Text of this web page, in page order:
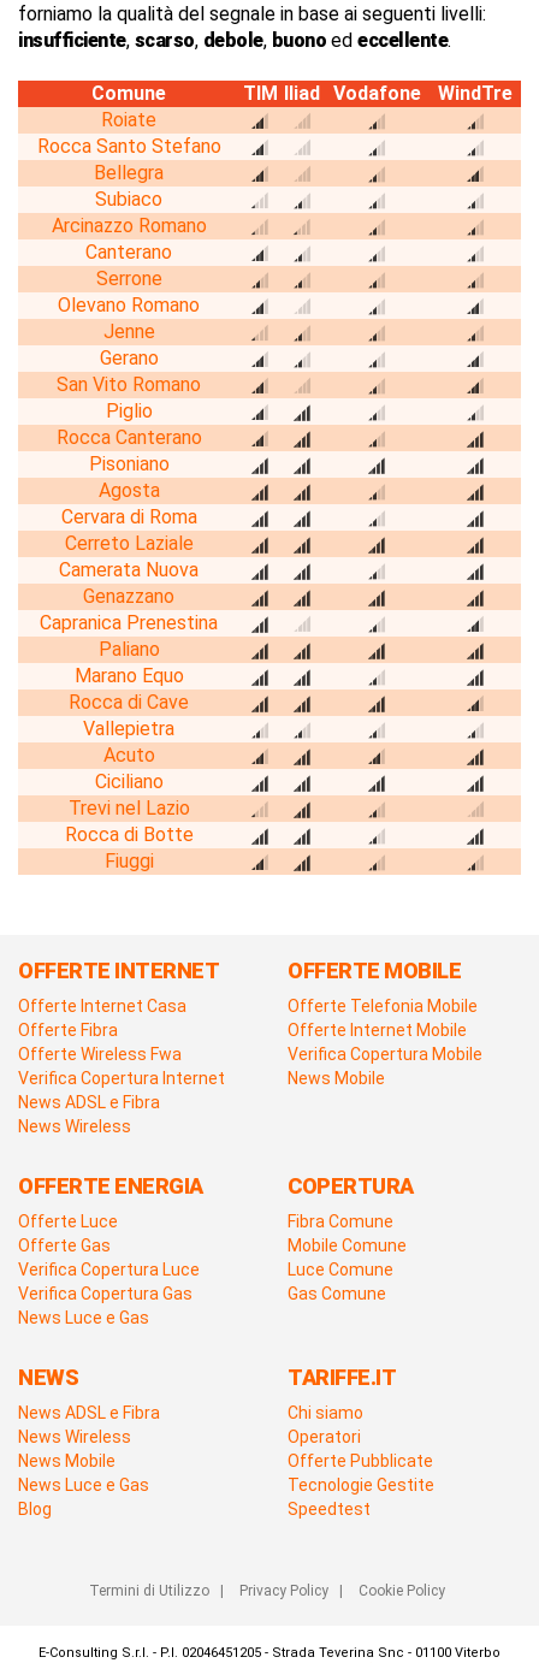
forniamo la qualità del segnale in base ai seguenti livelli:
insufficiente, scarso, debole, buono ed eccellente.
Comune TIM Iliad Vodafone
WindTre
Roiate
Rocca Santo Stefano
Bellegra
Subiaco
Arcinazzo Romano
Canterano
Serrone
Olevano Romano
Jenne
Gerano
San Vito Romano
Piglio
Rocca Canterano
Pisoniano
Agosta
Cervara di Roma
Cerreto Laziale
Camerata Nuova
Genazzano
Capranica Prenestina
Paliano
Marano Equo
Rocca di Cave
Vallepietra
Acuto
Ciciliano
Trevi nel Lazio
Rocca di Botte
Fiuggi
OFFERTE INTERNET
Offerte Internet Casa
Offerte Fibra
Offerte Wireless Fwa
Verifica Copertura Internet
News ADSL e Fibra
News Wireless
OFFERTE MOBILE
Offerte Telefonia Mobile
Offerte Internet Mobile
Verifica Copertura Mobile
News Mobile
OFFERTE ENERGIA
Offerte Luce
Offerte Gas
Verifica Copertura Luce
Verifica Copertura Gas
News Luce e Gas
COPERTURA
Fibra Comune
Mobile Comune
Luce Comune
Gas Comune
NEWS
News ADSL e Fibra
News Wireless
News Mobile
News Luce e Gas
Blog
TARIFFE.IT
Chi siamo
Operatori
Offerte Pubblicate
Tecnologie Gestite
Speedtest
Termini di Utilizzo| Privacy Policy| Cookie Policy
E-Consulting S.r.l. - P.I. 02046451205 - Strada Teverina Snc - 01100 Viterbo